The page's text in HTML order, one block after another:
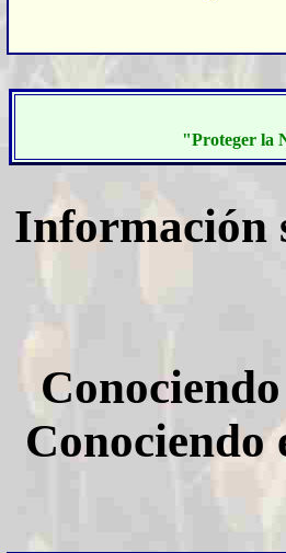
"Proteger la
Información
Conociendo